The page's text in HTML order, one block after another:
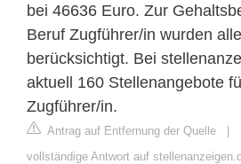
bei 46636 Euro. Zur
Beruf Zugführer/in wurden
berücksichtigt. Bei
aktuell 160 Stellenangebote
Zugführer/in.
Antrag auf Entfernung der Quelle |
vollständige Antwort auf